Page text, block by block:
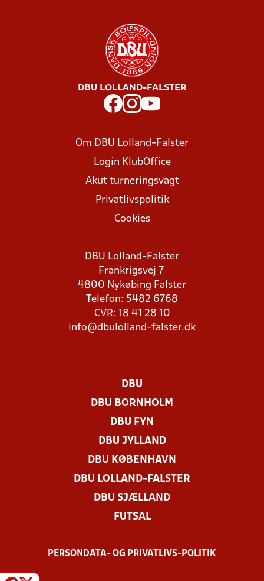
DBU LOLLAND-FALSTER
Om DBU Lolland-Falster
Login KlubOffice
Akut turneringsvagt
Privatlivspolitik
Cookies
DBU Lolland-Falster
Frankrigsvej 7
4800 Nykøbing Falster
Telefon: 5482 6768
CVR: 18 41 28 10
info@dbulolland-falster.dk
DBU
DBU BORNHOLM
DBU FYN
DBU JYLLAND
DBU KØBENHAVN
DBU LOLLAND-FALSTER
DBU SJÆLLAND
FUTSAL
PERSONDATA- OG PRIVATLIVS-POLITIK